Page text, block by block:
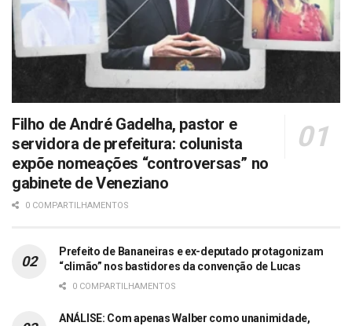
Filho de André Gadelha, pastor e
servidora de prefeitura: colunista
expõe nomeações “controversas” no
gabinete de Veneziano
0 COMPARTILHAMENTOS
Prefeito de Bananeiras e ex-deputado protagonizam
“climão” nos bastidores da convenção de Lucas
0 COMPARTILHAMENTOS
ANÁLISE: Com apenas Walber como unanimidade,